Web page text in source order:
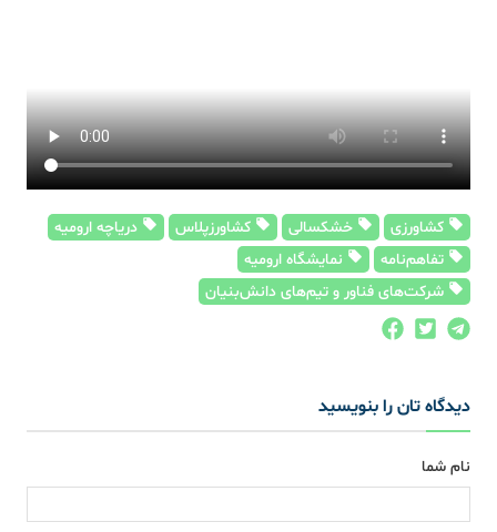
کشاورزی خشکسالی کشاورزپلاس
دریاچه ارومیه
تفاهم‌نامه
نمایشگاه ارومیه
شرکت‌های فناور و تیم‌های دانش‌بنیان
دیدگاه تان را بنویسید
نام شما